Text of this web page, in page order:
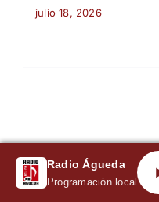
julio 18, 2026
Radio Águeda
Programación local